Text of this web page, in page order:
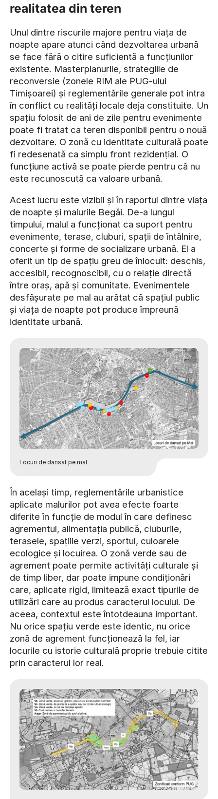
realitatea din teren
Unul dintre riscurile majore pentru viața de
noapte apare atunci când dezvoltarea urbană
se face fără o citire suficientă a funcțiunilor
existente. Masterplanurile, strategiile de
reconversie (zonele RIM ale PUG-ului
Timișoarei) și reglementările generale pot intra
în conflict cu realități locale deja constituite. Un
spațiu folosit de ani de zile pentru evenimente
poate fi tratat ca teren disponibil pentru o nouă
dezvoltare. O zonă cu identitate culturală poate
fi redesenată ca simplu front rezidențial. O
funcțiune activă se poate pierde pentru că nu
este recunoscută ca valoare urbană.
Acest lucru este vizibil și în raportul dintre viața
de noapte și malurile Begăi. De-a lungul
timpului, malul a funcționat ca suport pentru
evenimente, terase, cluburi, spații de întâlnire,
concerte și forme de socializare urbană. El a
oferit un tip de spațiu greu de înlocuit: deschis,
accesibil, recognoscibil, cu o relație directă
între oraș, apă și comunitate. Evenimentele
desfășurate pe mal au arătat că spațiul public
și viața de noapte pot produce împreună
identitate urbană.
Locuri de dansat pe mal
În același timp, reglementările urbanistice
aplicate malurilor pot avea efecte foarte
diferite în funcție de modul în care definesc
agrementul, alimentația publică, cluburile,
terasele, spațiile verzi, sportul, culoarele
ecologice și locuirea. O zonă verde sau de
agrement poate permite activități culturale și
de timp liber, dar poate impune condiționări
care, aplicate rigid, limitează exact tipurile de
utilizări care au produs caracterul locului. De
aceea, contextul este întotdeauna important.
Nu orice spațiu verde este identic, nu orice
zonă de agrement funcționează la fel, iar
locurile cu istorie culturală proprie trebuie citite
prin caracterul lor real.